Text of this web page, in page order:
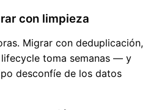
con limpieza
Migrar con deduplicación,
toma semanas — y
desconfíe de los datos